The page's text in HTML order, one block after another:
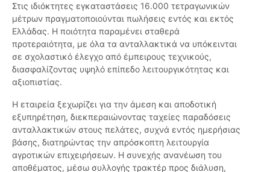
Στις ιδιόκτητες εγκαταστάσεις 16.000 τετραγωνικών
μέτρων πραγματοποιούνται πωλήσεις εντός και εκτός
Ελλάδας. Η ποιότητα παραμένει σταθερά
προτεραιότητα, με όλα τα ανταλλακτικά να υπόκεινται
σε σχολαστικό έλεγχο από έμπειρους τεχνικούς,
διασφαλίζοντας υψηλό επίπεδο λειτουργικότητας και
αξιοπιστίας.
Η εταιρεία ξεχωρίζει για την άμεση και αποδοτική
εξυπηρέτηση, διεκπεραιώνοντας ταχείες παραδόσεις
ανταλλακτικών στους πελάτες, συχνά εντός ημερήσιας
βάσης, διατηρώντας την απρόσκοπτη λειτουργία
αγροτικών επιχειρήσεων. Η συνεχής ανανέωση του
αποθέματος, μέσω συλλογής τρακτέρ προς διάλυση,